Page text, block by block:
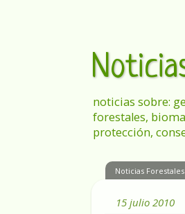
noticias sobre:
forestales,
protección,
Noticias Forestales
15 julio 2010